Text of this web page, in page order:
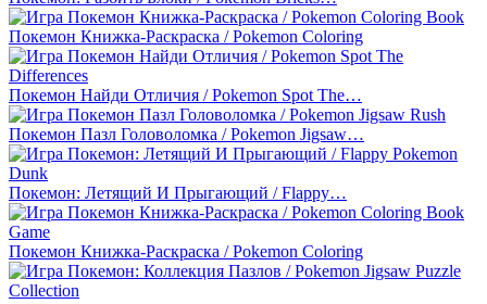
Покемон Книжка-Раскраска / Pokemon Coloring
Покемон Найди Отличия / Pokemon Spot The…
Покемон Пазл Головоломка / Pokemon Jigsaw…
Покемон: Летящий И Прыгающий / Flappy…
Покемон Книжка-Раскраска / Pokemon Coloring